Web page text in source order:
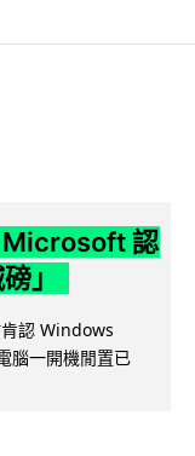
Microsoft 認
」
認 Windows
腦一開機閒置已